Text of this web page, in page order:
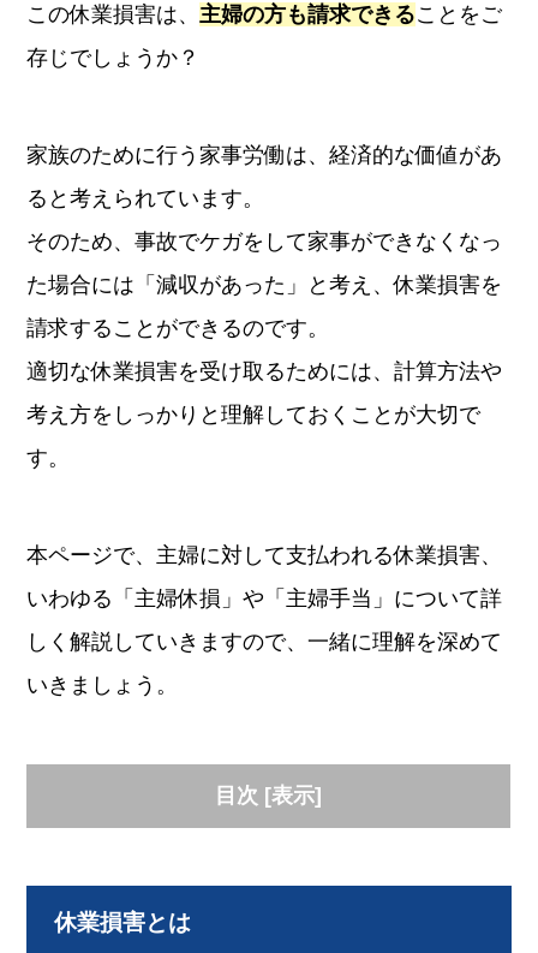
この休業損害は、主婦の方も請求できることをご
存じでしょうか？
家族のために行う家事労働は、経済的な価値があ
ると考えられています。
そのため、事故でケガをして家事ができなくなっ
た場合には「減収があった」と考え、休業損害を
請求することができるのです。
適切な休業損害を受け取るためには、計算方法や
考え方をしっかりと理解しておくことが大切で
す。
本ページで、主婦に対して支払われる休業損害、
いわゆる「主婦休損」や「主婦手当」について詳
しく解説していきますので、一緒に理解を深めて
いきましょう。
目次 [表示]
休業損害とは